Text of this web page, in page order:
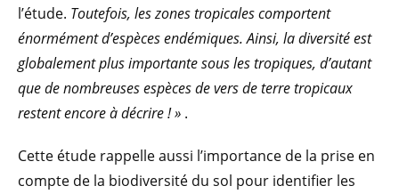
l’étude. Toutefois, les zones tropicales comportent
énormément d’espèces endémiques. Ainsi, la diversité est
globalement plus importante sous les tropiques, d’autant
que de nombreuses espèces de vers de terre tropicaux
restent encore à décrire ! » .
Cette étude rappelle aussi l’importance de la prise en
compte de la biodiversité du sol pour identifier les